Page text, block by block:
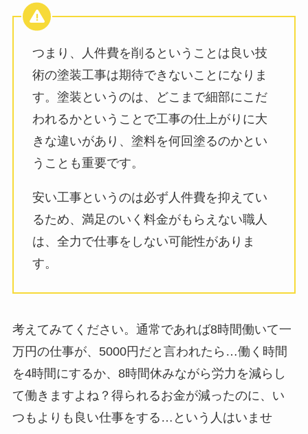
つまり、人件費を削るということは良い技
術の塗装工事は期待できないことになりま
す。塗装というのは、どこまで細部にこだ
われるかということで工事の仕上がりに大
きな違いがあり、塗料を何回塗るのかとい
うことも重要です。
安い工事というのは必ず人件費を抑えてい
るため、満足のいく料金がもらえない職人
は、全力で仕事をしない可能性がありま
す。
考えてみてください。通常であれば8時間働いて一
万円の仕事が、5000円だと言われたら…働く時間
を4時間にするか、8時間休みながら労力を減らし
て働きますよね？得られるお金が減ったのに、い
つもよりも良い仕事をする…という人はいませ